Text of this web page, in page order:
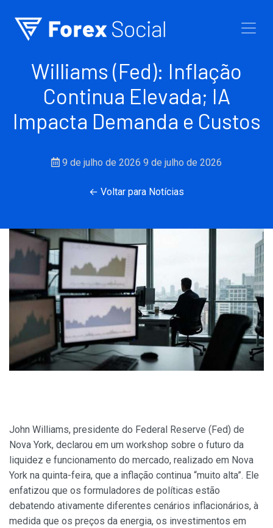
Williams (Fed): Inflação
Continua Elevada; IA
Impacta Demanda e Custos
9 de julho de 2026 9 de julho de 2026
← Voltar para Notícias
John Williams, presidente do Federal Reserve (Fed) de
Nova York, declarou em um workshop sobre o futuro da
liquidez e funcionamento do mercado, realizado em Nova
York na quinta-feira, que a inflação continua “muito alta”. Ele
enfatizou que os formuladores de políticas estão
debatendo ativamente diferentes cenários inflacionários, à
medida que os preços da energia, os investimentos em